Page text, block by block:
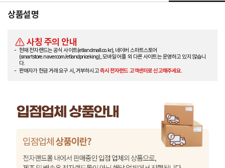
상품설명
사칭 주의 안내
현재 전자랜드는 공식 사이트(etlandmall.co.kr), 네이버 스마트스토어
(smartstore.naver.com/etlandpriceking), 모바일 어플 외 다른 사이트는 운영하고 있지 않습니
다.
판매자가 현금 거래 요구 시, 거부하시고즉시 전자랜드 고객센터로 신고해주세요.